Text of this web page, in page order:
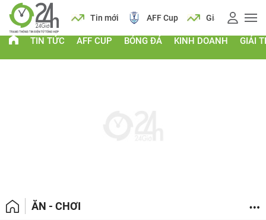
Lịch Tin mới AFF Cup Giá vàng
TIN TỨC AFF CUP BÓNG ĐÁ KINH DOANH GIẢI
ĂN - CHƠI